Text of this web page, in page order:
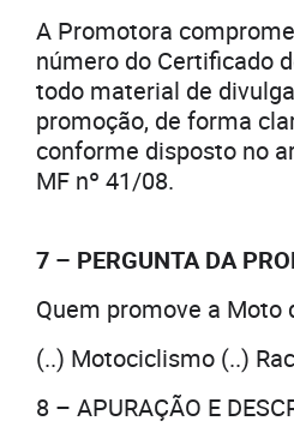
A Promotora
número do Certificado
todo material de
promoção, de forma
conforme disposto no
MF nº 41/08.
7 – PERGUNTA DA
Quem promove a Moto
(..) Motociclismo (..)
8 – APURAÇÃO E